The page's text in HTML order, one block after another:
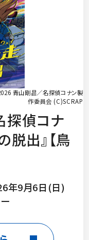
青山剛昌／名探偵コナン製
作委員会 (C)SCRAP
探偵コナ
脱出』【鳥
年9月6日(日)